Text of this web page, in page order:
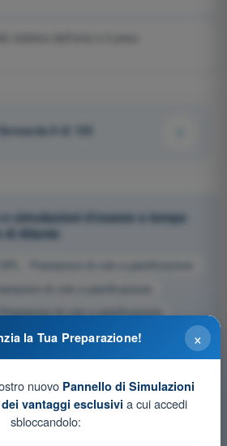
Domanda 8 di 120
e simulazioni d'esame a tempo
di Aliante
- Prestazioni di volo e pianificazione
di volo e pianificazione
di volo e pianificazione
×
la Tua Preparazione!
nuovo Pannello di Simulazioni
vantaggi esclusivi a cui accedi
sbloccandolo: